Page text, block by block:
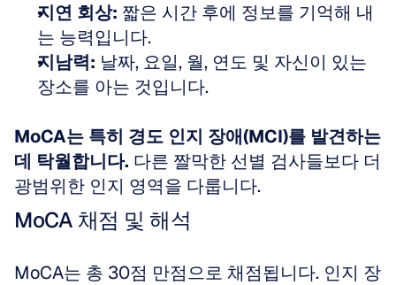
지연 회상: 짧은 시간 후에 정보를 기억해 내
는 능력입니다.
지남력: 날짜, 요일, 월, 연도 및 자신이 있는
장소를 아는 것입니다.
MoCA는 특히 경도 인지 장애(MCI)를 발견하는
데 탁월합니다. 다른 짤막한 선별 검사들보다 더
광범위한 인지 영역을 다룹니다.
MoCA 채점 및 해석
MoCA는 총 30점 만점으로 채점됩니다. 인지 장